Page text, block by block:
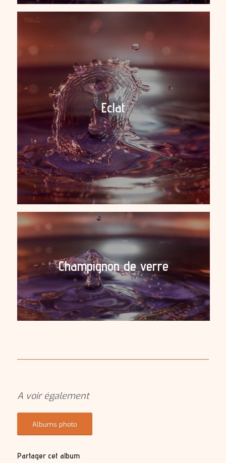
Eclat
Champignon de verre
A voir également
Albums photo
Partager cet album